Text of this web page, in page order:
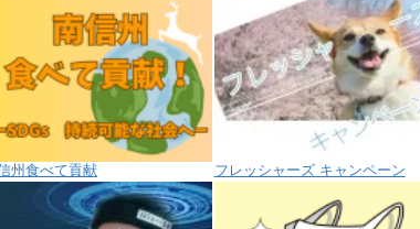
州食べて貢献 フレッシャーズ キャンペーン